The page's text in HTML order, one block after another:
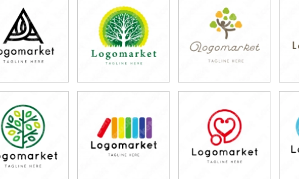
79,800円
(税込87,780円)
79,800円
(税込87,780円)
79,800円
(税込87,780円)
79,800円
(税込87,780円)
79,800円
(税込87,780円)
79,800円
(税込87,780円)